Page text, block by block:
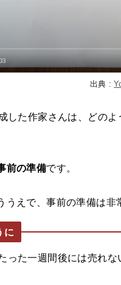
出典 :
した作家さんは、どの
前の準備です。
うえで、事前の準備は非
に
った一週間後には売れ